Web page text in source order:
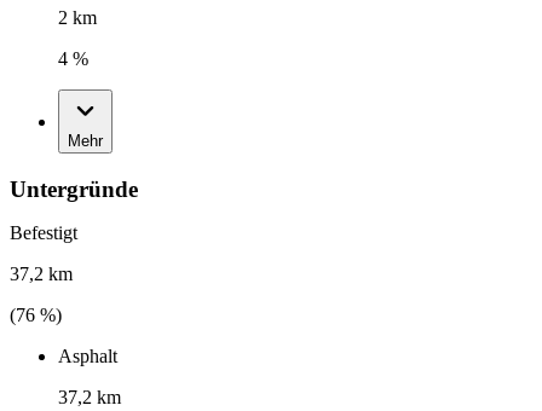
2 km
4 %
Mehr
Untergründe
Befestigt
37,2 km
(76 %)
Asphalt
37,2 km